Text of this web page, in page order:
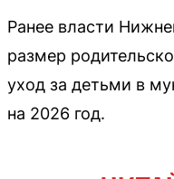
Ранее власти
размер
уход за детьми в
на 2026 год.